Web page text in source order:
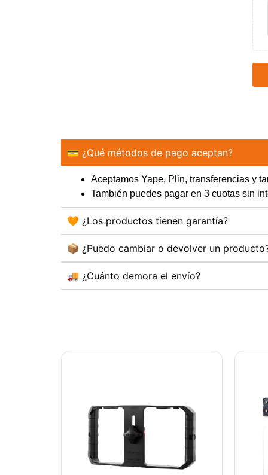
💳 ¿Qué métodos de pago aceptan?
Aceptamos Yape, Plin, transferencias y
También puedes pagar en 3 cuotas sin
🧡 ¿Los productos tienen garantía?
📦 ¿Puedo cambiar o devolver un
🚚 ¿Cuánto demora el envío?